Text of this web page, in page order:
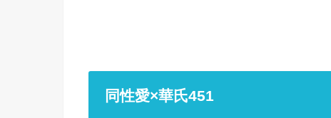
同性愛×華氏451